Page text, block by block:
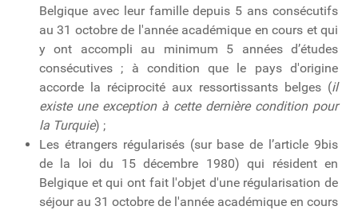
Belgique avec leur famille depuis 5 ans consécutifs
au 31 octobre de l'année académique en cours et qui
y ont accompli au minimum 5 années d’études
consécutives ; à condition que le pays d'origine
accorde la réciprocité aux ressortissants belges (il
existe une exception à cette dernière condition pour
la Turquie) ;
Les étrangers régularisés (sur base de l’article 9bis
de la loi du 15 décembre 1980) qui résident en
Belgique et qui ont fait l'objet d'une régularisation de
séjour au 31 octobre de l'année académique en cours